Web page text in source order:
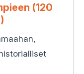
(120